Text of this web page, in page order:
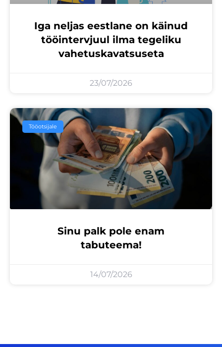
Iga neljas eestlane on käinud
tööintervjuul ilma tegeliku
vahetuskavatsuseta
23/07/2026
Tööotsijale
Sinu palk pole enam
tabuteema!
14/07/2026